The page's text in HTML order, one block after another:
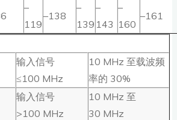
–
119
–138
–
139
–
143
–
160
–161
输入信号
≤100 MHz
10 MHz 至载波频
率的 30%
输入信号
>100 MHz
10 MHz 至
30 MHz